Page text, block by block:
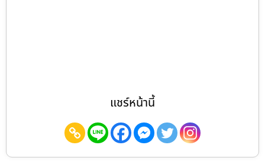
แชร์หน้านี้